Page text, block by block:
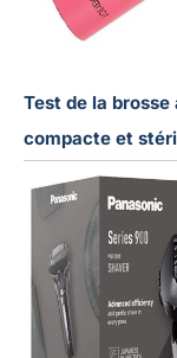
Test de la
compacte et